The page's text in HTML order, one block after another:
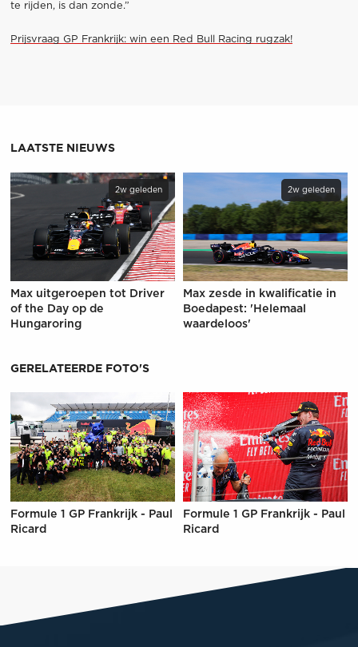
te rijden, is dan zonde.”
Prijsvraag GP Frankrijk: win een Red Bull Racing rugzak!
LAATSTE NIEUWS
2w geleden
Max uitgeroepen tot Driver
of the Day op de
Hungaroring
2w geleden
Max zesde in kwalificatie in
Boedapest: 'Helemaal
waardeloos'
GERELATEERDE FOTO'S
Formule 1 GP Frankrijk - Paul
Ricard
Formule 1 GP Frankrijk - Paul
Ricard